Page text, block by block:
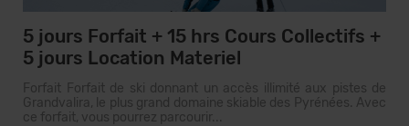
5 jours Forfait + 15 hrs Cours Collectifs +
5 jours Location Materiel
Forfait Forfait de ski donnant un accès illimité aux pistes de
Grandvalira, le plus grand domaine skiable des Pyrénées. Avec
ce forfait, vous pourrez parcourir...